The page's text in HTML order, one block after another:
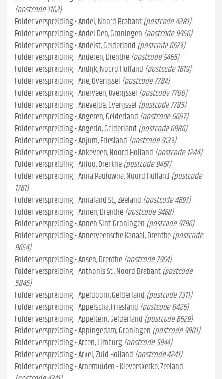
(postcode 1102)
Folder verspreiding - Andel, Noord Brabant (postcode 4281)
Folder verspreiding - Andel Den, Groningen (postcode 9956)
Folder verspreiding - Andelst, Gelderland (postcode 6673)
Folder verspreiding - Anderen, Drenthe (postcode 9465)
Folder verspreiding - Andijk, Noord Holland (postcode 1619)
Folder verspreiding - Ane, Overijssel (postcode 7784)
Folder verspreiding - Anerveen, Overijssel (postcode 7788)
Folder verspreiding - Anevelde, Overijssel (postcode 7785)
Folder verspreiding - Angeren, Gelderland (postcode 6687)
Folder verspreiding - Angerlo, Gelderland (postcode 6986)
Folder verspreiding - Anjum, Friesland (postcode 9133)
Folder verspreiding - Ankeveen, Noord Holland (postcode 1244)
Folder verspreiding - Anloo, Drenthe (postcode 9467)
Folder verspreiding - Anna Paulowna, Noord Holland (postcode
1761)
Folder verspreiding - Annaland St., Zeeland (postcode 4697)
Folder verspreiding - Annen, Drenthe (postcode 9468)
Folder verspreiding - Annen Sint, Groningen (postcode 9796)
Folder verspreiding - Annerveensche Kanaal, Drenthe (postcode
9654)
Folder verspreiding - Ansen, Drenthe (postcode 7964)
Folder verspreiding - Anthonis St., Noord Brabant (postcode
5845)
Folder verspreiding - Apeldoorn, Gelderland (postcode 7311)
Folder verspreiding - Appelscha, Friesland (postcode 8426)
Folder verspreiding - Appeltern, Gelderland (postcode 6629)
Folder verspreiding - Appingedam, Groningen (postcode 9901)
Folder verspreiding - Arcen, Limburg (postcode 5944)
Folder verspreiding - Arkel, Zuid Holland (postcode 4241)
Folder verspreiding - Arnemuiden - Kleverskerke, Zeeland